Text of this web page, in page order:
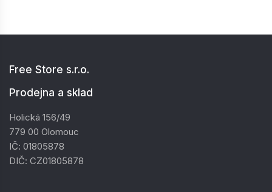
Free Store s.r.o.
Prodejna a sklad
Holická 156/49
779 00 Olomouc
IČ: 01805878
DIČ: CZ01805878